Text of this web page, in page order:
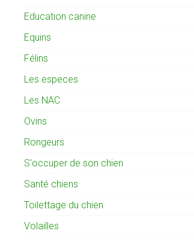
Education canine
Equins
Félins
Les especes
Les NAC
Ovins
Rongeurs
S'occuper de son chien
Santé chiens
Toilettage du chien
Volailles